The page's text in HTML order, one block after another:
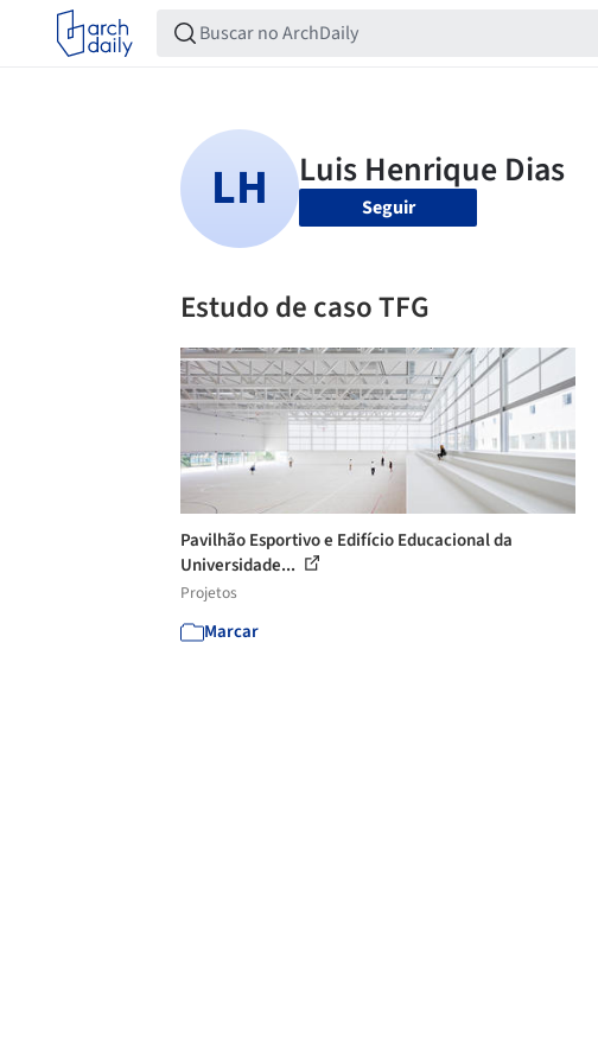
Seguir
Estudo de caso TFG
Pavilhão Esportivo e Edifício Educacional da
Universidade...
Projetos
Marcar